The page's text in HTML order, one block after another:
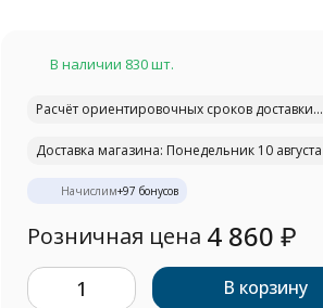
В наличии 830 шт.
Расчёт ориентировочных сроков доставки...
Доставка магазина: Понедельник 10 августа
Начислим+97 бонусов
Розничная цена 4 860₽
В корзину